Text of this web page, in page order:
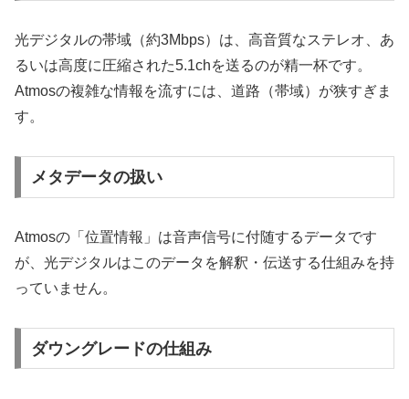
光デジタルの帯域（約3Mbps）は、高音質なステレオ、あ
るいは高度に圧縮された5.1chを送るのが精一杯です。
Atmosの複雑な情報を流すには、道路（帯域）が狭すぎま
す。
メタデータの扱い
Atmosの「位置情報」は音声信号に付随するデータです
が、光デジタルはこのデータを解釈・伝送する仕組みを持
っていません。
ダウングレードの仕組み